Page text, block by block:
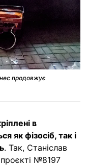
продовжує
в
як фізосіб, так і
. Так, Станіслав
№8197